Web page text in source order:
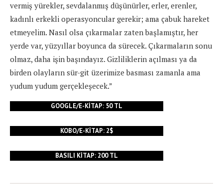
vermiş yürekler, sevdalanmış düşünürler, erler, erenler,
kadınlı erkekli operasyoncular gerekir; ama çabuk hareket
etmeyelim. Nasıl olsa çıkarmalar zaten başlamıştır, her
yerde var, yüzyıllar boyunca da sürecek. Çıkarmaların sonu
olmaz, daha işin başındayız. Gizliliklerin açılması ya da
birden olayların sür-git üzerimize basması zamanla ama
yudum yudum gerçekleşecek.”
GOOGLE/E-KITAP: 50 TL
KOBO/E-KITAP: 2$
BASILI KITAP: 200 TL